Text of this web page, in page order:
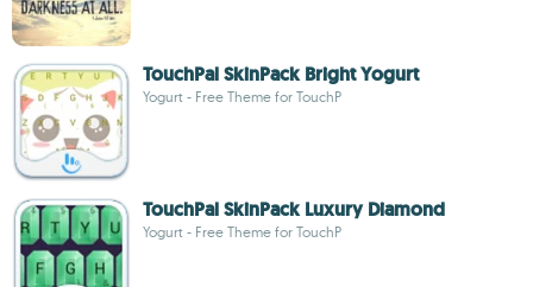
TouchPal SkinPack Bright Yogurt
Yogurt - Free Theme for TouchP
TouchPal SkinPack Luxury Diamond
Yogurt - Free Theme for TouchP